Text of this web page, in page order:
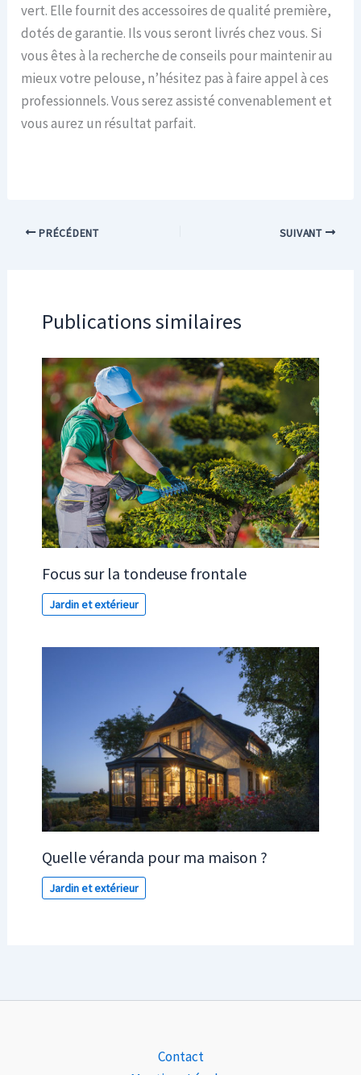
vert. Elle fournit des accessoires de qualité première,
dotés de garantie. Ils vous seront livrés chez vous. Si
vous êtes à la recherche de conseils pour maintenir au
mieux votre pelouse, n’hésitez pas à faire appel à ces
professionnels. Vous serez assisté convenablement et
vous aurez un résultat parfait.
PRÉCÉDENT SUIVANT
Publications similaires
Focus sur la tondeuse frontale
Jardin et extérieur
Quelle véranda pour ma maison ?
Jardin et extérieur
Contact